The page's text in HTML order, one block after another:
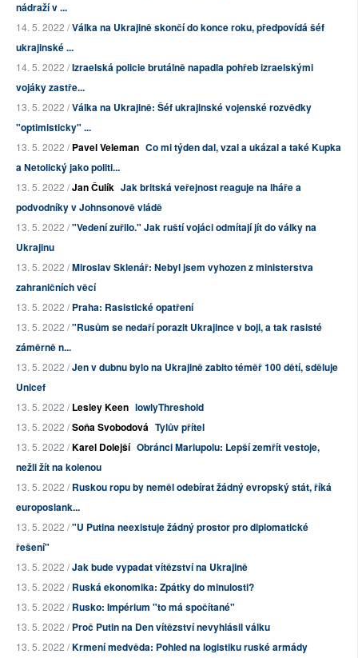
nádraží v ...
14. 5. 2022 /Válka na Ukrajině skončí do konce roku, předpovídá šéf
ukrajinské ...
14. 5. 2022 /Izraelská policie brutálně napadla pohřeb izraelskými
vojáky zastře...
13. 5. 2022 /Válka na Ukrajině: Šéf ukrajinské vojenské rozvědky
"optimisticky" ...
13. 5. 2022 /Pavel Veleman Co mi týden dal, vzal a ukázal a také Kupka
a Netolický jako politi...
13. 5. 2022 /Jan Čulík Jak britská veřejnost reaguje na lháře a
podvodníky v Johnsonově vládě
13. 5. 2022 /"Vedení zuřilo." Jak ruští vojáci odmítají jít do války na
Ukrajinu
13. 5. 2022 /Miroslav Sklenář: Nebyl jsem vyhozen z ministerstva
zahraničních věcí
13. 5. 2022 /Praha: Rasistické opatření
13. 5. 2022 /"Rusům se nedaří porazit Ukrajince v boji, a tak rasisté
záměrně n...
13. 5. 2022 /Jen v dubnu bylo na Ukrajině zabito téměř 100 dětí, sděluje
Unicef
13. 5. 2022 /Lesley Keen lowlyThreshold
13. 5. 2022 /Soňa Svobodová Tylův přítel
13. 5. 2022 /Karel Dolejší Obránci Mariupolu: Lepší zemřít vestoje,
nežli žít na kolenou
13. 5. 2022 /Ruskou ropu by neměl odebírat žádný evropský stát, říká
europoslank...
13. 5. 2022 /"U Putina neexistuje žádný prostor pro diplomatické
řešení"
13. 5. 2022 /Jak bude vypadat vítězství na Ukrajině
13. 5. 2022 /Ruská ekonomika: Zpátky do minulosti?
13. 5. 2022 /Rusko: Impérium "to má spočítané"
13. 5. 2022 /Proč Putin na Den vítězství nevyhlásil válku
13. 5. 2022 /Krmení medvěda: Pohled na logistiku ruské armády